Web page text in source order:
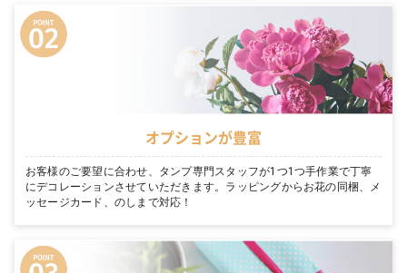
オプションが豊富
お客様のご要望に合わせ、タンプ専門スタッフが1つ1つ手作業で丁寧
にデコレーションさせていただきます。ラッピングからお花の同梱、メ
ッセージカード、のしまで対応！